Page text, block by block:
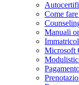
Come fare
Manuali
Microsoft